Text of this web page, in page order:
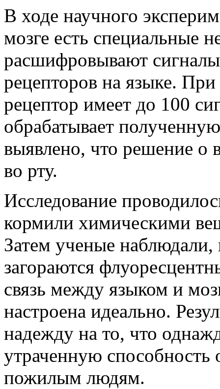
В ходе научного
мозге есть специальные
расшифровывают
рецепторов на языке.
рецептор имеет до 100
обрабатывает
выявлено, что решение о
во рту.
Исследование
кормили химическими
Затем ученые
загораются
связь между языком и
настроена идеально.
надежду на то, что
утраченную
пожилым людям.